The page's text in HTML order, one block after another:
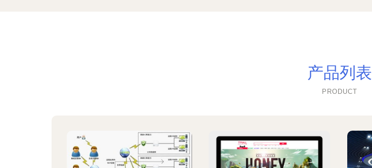
产品列表
PRODUCT